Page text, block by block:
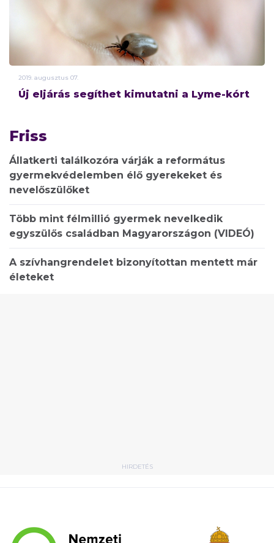
2019. augusztus 07.
Új eljárás segíthet kimutatni a Lyme-kórt
Friss
Állatkerti találkozóra várják a református
gyermekvédelemben élő gyerekeket és
nevelőszülőket
Több mint félmillió gyermek nevelkedik
egyszülős családban Magyarországon (VIDEÓ)
A szívhangrendelet bizonyítottan mentett már
életeket
HIRDETÉS